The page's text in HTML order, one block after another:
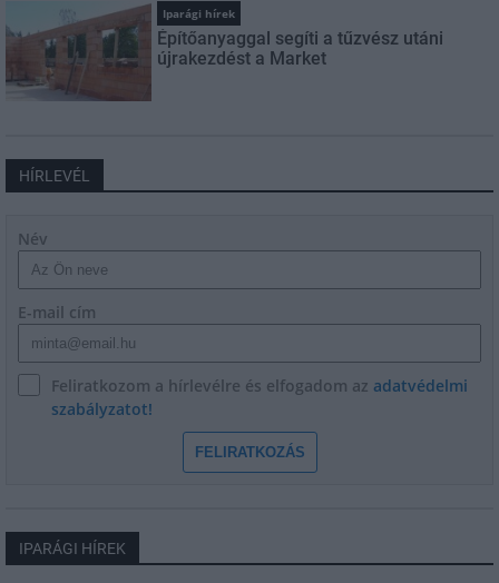
Iparági hírek
Építőanyaggal segíti a tűzvész utáni
újrakezdést a Market
HÍRLEVÉL
Név
E-mail cím
Feliratkozom a hírlevélre és elfogadom az adatvédelmi
szabályzatot!
FELIRATKOZÁS
IPARÁGI HÍREK